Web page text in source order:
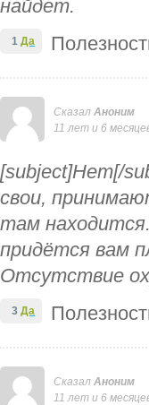
найдет.
1 Да
Сказал Аноним
11 лет и 6
[subject]Нет[/
свои,
там
придётся вам
Отсутствие
3 Да
Сказал Аноним
11 лет и 6